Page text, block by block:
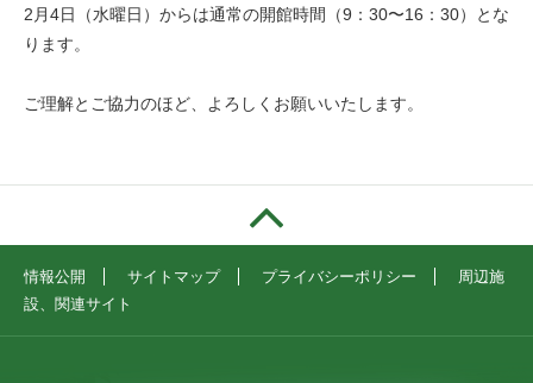
2月4日（水曜日）からは通常の開館時間（9：30〜16：30）とな
ります。
ご理解とご協力のほど、よろしくお願いいたします。
情報公開 サイトマップ プライバシーポリシー
周辺施
設、関連サイト